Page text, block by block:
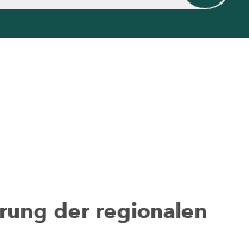
der regionalen